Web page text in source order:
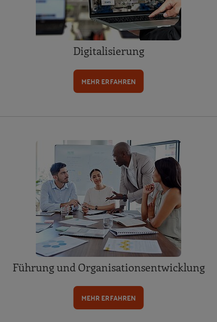
Digitalisierung
MEHR ERFAHREN
Führung und Organisationsentwicklung
MEHR ERFAHREN